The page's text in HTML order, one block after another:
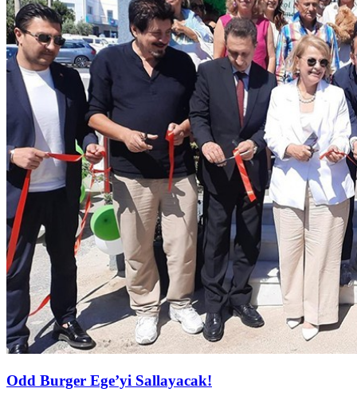
Odd Burger Ege’yi Sallayacak!